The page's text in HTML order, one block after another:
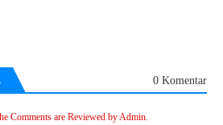
0 Komentar
Comments are Reviewed by Admin.